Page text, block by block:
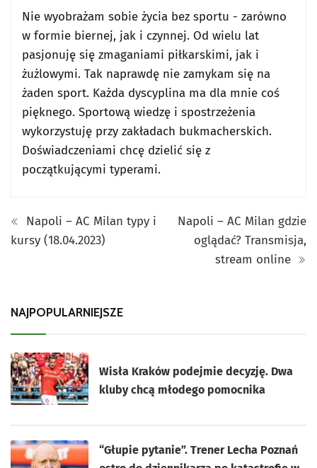
Nie wyobrażam sobie życia bez sportu - zarówno
w formie biernej, jak i czynnej. Od wielu lat
pasjonuję się zmaganiami piłkarskimi, jak i
żużlowymi. Tak naprawdę nie zamykam się na
żaden sport. Każda dyscyplina ma dla mnie coś
pięknego. Sportową wiedzę i spostrzeżenia
wykorzystuję przy zakładach bukmacherskich.
Doświadczeniami chcę dzielić się z
początkującymi typerami.
Napoli – AC Milan typy i
kursy (18.04.2023)
Napoli – AC Milan gdzie
oglądać? Transmisja,
stream online
NAJPOPULARNIEJSZE
Wisła Kraków podejmie decyzję. Dwa
kluby chcą młodego pomocnika
“Głupie pytanie”. Trener Lecha Poznań